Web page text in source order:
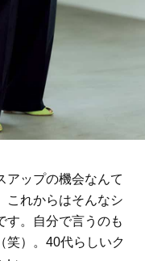
アップの機会なんて
これからはそんなシ
す。自分で言うのも
笑）。40代らしいク